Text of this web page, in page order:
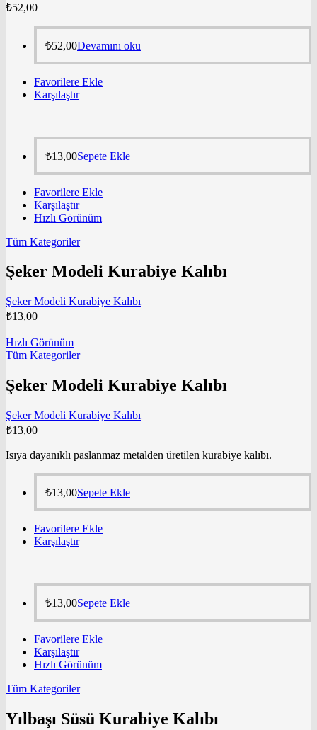
₺52,00
₺52,00Devamını oku
Favorilere Ekle
Karşılaştır
₺13,00Sepete Ekle
Favorilere Ekle
Karşılaştır
Hızlı Görünüm
Tüm Kategoriler
Şeker Modeli Kurabiye Kalıbı
Şeker Modeli Kurabiye Kalıbı
₺13,00
Hızlı Görünüm
Tüm Kategoriler
Şeker Modeli Kurabiye Kalıbı
Şeker Modeli Kurabiye Kalıbı
₺13,00
Isıya dayanıklı paslanmaz metalden üretilen kurabiye kalıbı.
₺13,00Sepete Ekle
Favorilere Ekle
Karşılaştır
₺13,00Sepete Ekle
Favorilere Ekle
Karşılaştır
Hızlı Görünüm
Tüm Kategoriler
Yılbaşı Süsü Kurabiye Kalıbı